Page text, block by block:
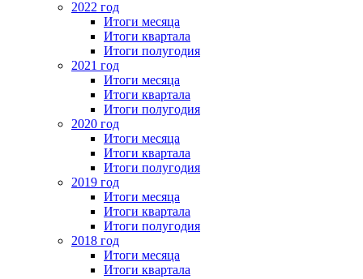
2022 год
Итоги месяца
Итоги квартала
Итоги полугодия
2021 год
Итоги месяца
Итоги квартала
Итоги полугодия
2020 год
Итоги месяца
Итоги квартала
Итоги полугодия
2019 год
Итоги месяца
Итоги квартала
Итоги полугодия
2018 год
Итоги месяца
Итоги квартала